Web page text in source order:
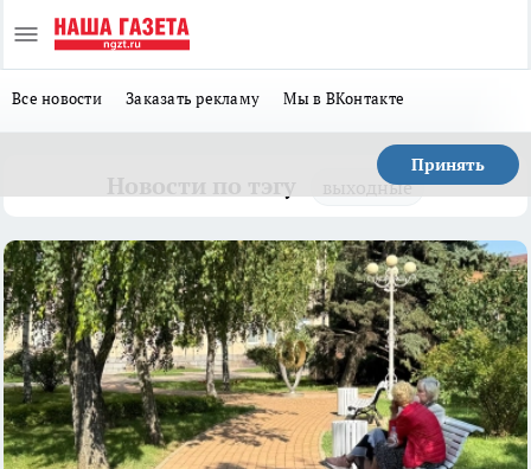
Все новости Заказать рекламу Мы в ВКонтакте
Принять
выходные